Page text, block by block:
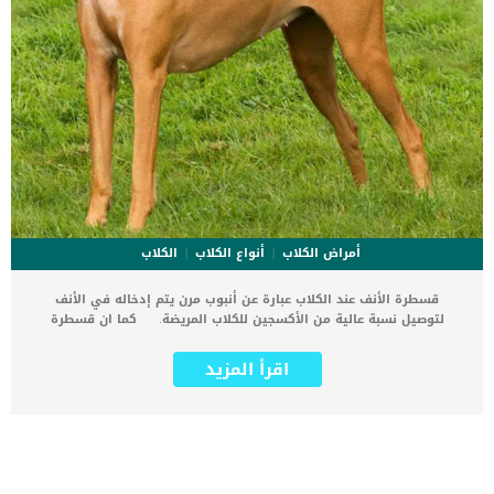
أمراض الكلاب أنواع الكلاب
الكلاب
قسطرة الأنف عند الكلاب عبارة عن أنبوب مرن يتم إدخاله في الأنف
لتوصيل نسبة عالية من الأكسجين للكلاب المريضة. كما ان قسطرة
تهدد الحياة وتهدد قدرة الجهاز التنفسى على استكمال وظائفه. اقرأ
ايضا: هل الكلاب تستخدم بخاخات الانف ؟ هناك بعض السلالات من الكلاب
اقرأ المزيد